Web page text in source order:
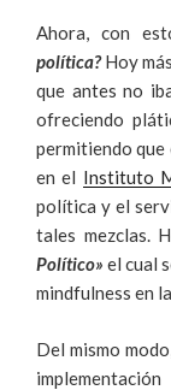
Ahora, con
política?Hoy
que antes no
ofreciendo
permitiendo que
en el Instituto
política y el
tales mezclas.
Político» el cual
mindfulness en
Del mismo